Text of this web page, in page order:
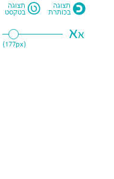
O תצוגה
בכותרת
L תצוגה
בטקסט
אא
(
177px)